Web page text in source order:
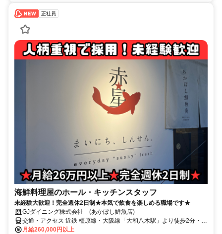
正社員
海鮮料理屋のホール・キッチンスタッフ
未経験大歓迎！完全週休2日制★本気で飲食を楽しめる職場です★
GJダイニング株式会社 (あかぼし鮮魚店)
交通・アクセス 近鉄 橿原線・大阪線「大和八木駅」より徒歩2分・
JR 桜井線「畝傍駅」より徒歩5分
月給260,000円以上